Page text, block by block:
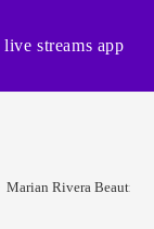
streams app
Marian Rivera Beautiful